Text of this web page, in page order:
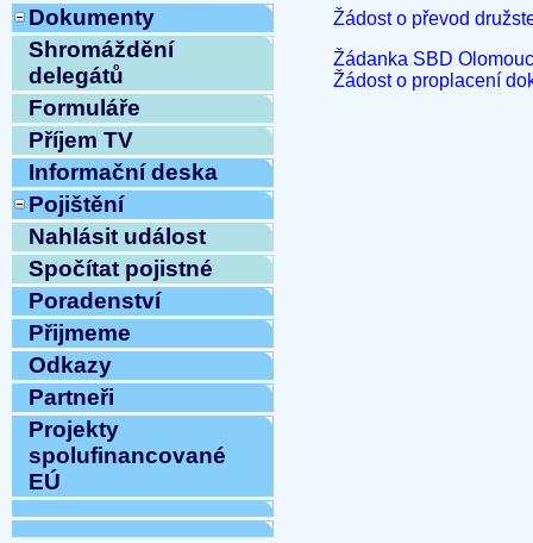
Dokumenty
Shromáždění
delegátů
Formuláře
Příjem TV
Informační deska
Pojištění
Nahlásit událost
Spočítat pojistné
Poradenství
Přijmeme
Odkazy
Partneři
Projekty
spolufinancované
EÚ
Žádost o převod
Žádanka SBD
Žádost o proplacení